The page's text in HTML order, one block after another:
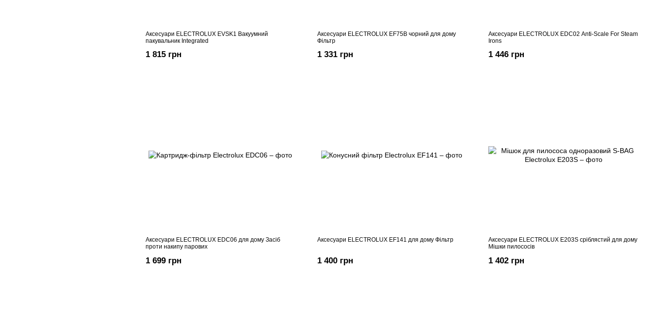
Аксесуари ELECTROLUX EVSK1 Вакуумний
пакувальник Integrated
1 815 грн
Аксесуари ELECTROLUX EF75B чорний для дому
Фільтр
1 331 грн
Аксесуари ELECTROLUX EDC02 Anti-Scale For Steam
Irons
1 446 грн
Аксесуари ELECTROLUX EDC06 для дому Засіб
проти накипу парових
1 699 грн
Аксесуари ELECTROLUX EF141 для дому Фільтр
1 400 грн
Аксесуари ELECTROLUX E203S сріблястий для дому
Мішки пилососів
1 402 грн